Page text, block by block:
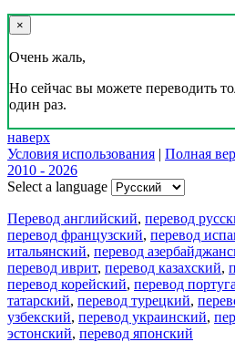
×
Очень жаль,
Но сейчас вы можете переводить
один раз.
наверх
Условия использования | Полная
2010 - 2026
Select a language
Перевод английский, перевод
перевод французский, перевод
итальянский, перевод
перевод иврит, перевод казахский,
перевод корейский, перевод
татарский, перевод турецкий,
узбекский, перевод украинский,
эстонский, перевод японский